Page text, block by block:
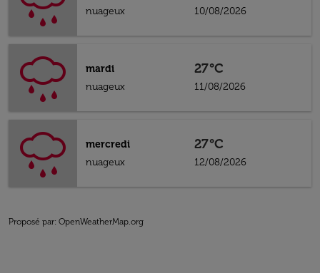
nuageux
10/08/2026
mardi
nuageux
27°C
11/08/2026
mercredi
nuageux
27°C
12/08/2026
Proposé par: OpenWeatherMap.org